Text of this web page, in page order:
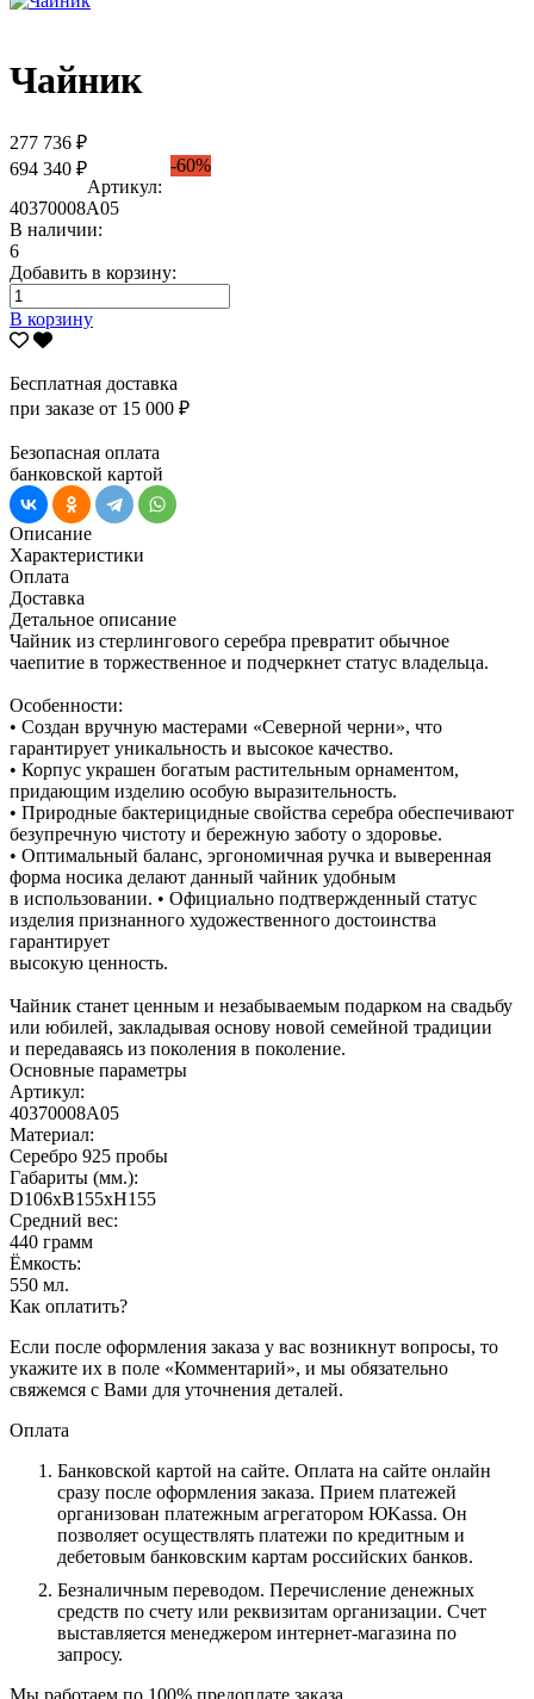
Чайник
277 736 ₽
694 340 ₽
-60%
Артикул:
40370008А05
В наличии:
6
Добавить в корзину:
В корзину
Бесплатная доставка
при заказе от 15 000 ₽
Безопасная оплата
банковской картой
Описание
Характеристики
Оплата
Доставка
Детальное описание
Чайник из стерлингового серебра превратит обычное
чаепитие в торжественное и подчеркнет статус владельца.
Особенности:
• Создан вручную мастерами «Северной черни», что
гарантирует уникальность и высокое качество.
• Корпус украшен богатым растительным орнаментом,
придающим изделию особую выразительность.
• Природные бактерицидные свойства серебра обеспечивают
безупречную чистоту и бережную заботу о здоровье.
• Оптимальный баланс, эргономичная ручка и выверенная
форма носика делают данный чайник удобным
в использовании. • Официально подтвержденный статус
изделия признанного художественного достоинства
гарантирует
высокую ценность.
Чайник станет ценным и незабываемым подарком на свадьбу
или юбилей, закладывая основу новой семейной традиции
и передаваясь из поколения в поколение.
Основные параметры
Артикул:
40370008А05
Материал:
Серебро 925 пробы
Габариты (мм.):
D106хB155хH155
Средний вес:
440 грамм
Ёмкость:
550 мл.
Как оплатить?
Если после оформления заказа у вас возникнут вопросы, то
укажите их в поле «Комментарий», и мы обязательно
свяжемся с Вами для уточнения деталей.
Оплата
Банковской картой на сайте. Оплата на сайте онлайн
сразу после оформления заказа. Прием платежей
организован платежным агрегатором ЮKassa. Он
позволяет осуществлять платежи по кредитным и
дебетовым банковским картам российских банков.
Безналичным переводом. Перечисление денежных
средств по счету или реквизитам организации. Счет
выставляется менеджером интернет-магазина по
запросу.
Мы работаем по 100% предоплате заказа.